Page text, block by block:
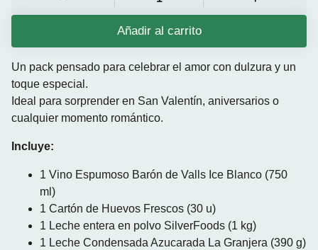
Añadir al carrito
Un pack pensado para celebrar el amor con dulzura y un
toque especial.
Ideal para sorprender en San Valentín, aniversarios o
cualquier momento romántico.
Incluye:
1 Vino Espumoso Barón de Valls Ice Blanco (750
ml)
1 Cartón de Huevos Frescos (30 u)
1 Leche entera en polvo SilverFoods (1 kg)
1 Leche Condensada Azucarada La Granjera (390 g)